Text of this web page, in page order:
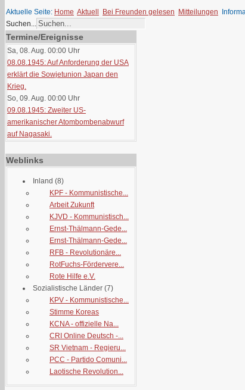
Aktuelle Seite: Home Aktuell Bei Freunden gelesen Mitteilungen
Suchen...
Termine/Ereignisse
Sa, 08. Aug. 00:00 Uhr
08.08.1945: Auf Anforderung der USA
erklärt die Sowjetunion Japan den
Krieg.
So, 09. Aug. 00:00 Uhr
09.08.1945: Zweiter US-
amerikanischer Atombombenabwurf
auf Nagasaki.
Weblinks
Inland (8)
KPF - Kommunistische...
Arbeit Zukunft
KJVD - Kommunistisch...
Ernst-Thälmann-Gede...
Ernst-Thälmann-Gede...
RFB - Revolutionäre...
RotFuchs-Fördervere...
Rote Hilfe e.V.
Sozialistische Länder (7)
KPV - Kommunistische...
Stimme Koreas
KCNA - offizielle Na...
CRI Online Deutsch -...
SR Vietnam - Regieru...
PCC - Partido Comuni...
Laotische Revolution...